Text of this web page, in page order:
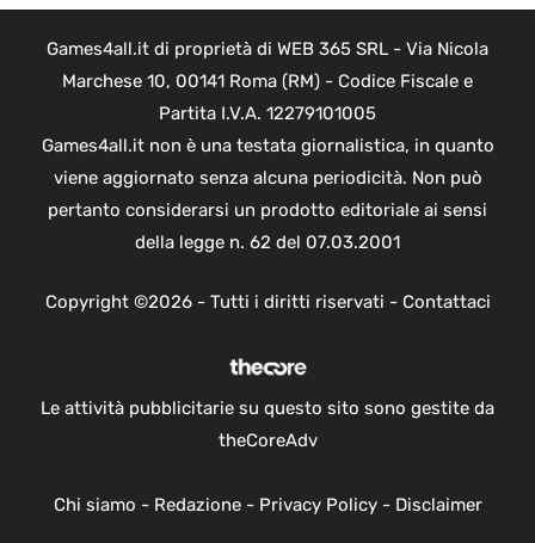
Games4all.it di proprietà di WEB 365 SRL - Via Nicola
Marchese 10, 00141 Roma (RM) - Codice Fiscale e
Partita I.V.A. 12279101005
Games4all.it non è una testata giornalistica, in quanto
viene aggiornato senza alcuna periodicità. Non può
pertanto considerarsi un prodotto editoriale ai sensi
della legge n. 62 del 07.03.2001
Copyright ©2026 - Tutti i diritti riservati - Contattaci
Le attività pubblicitarie su questo sito sono gestite da
theCoreAdv
Chi siamo - Redazione- Privacy Policy- Disclaimer